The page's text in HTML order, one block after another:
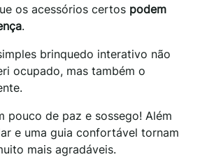
os acessórios certos podem
.
brinquedo interativo não
ocupado, mas também o
pouco de paz e sossego! Além
e uma guia confortável tornam
mais agradáveis.